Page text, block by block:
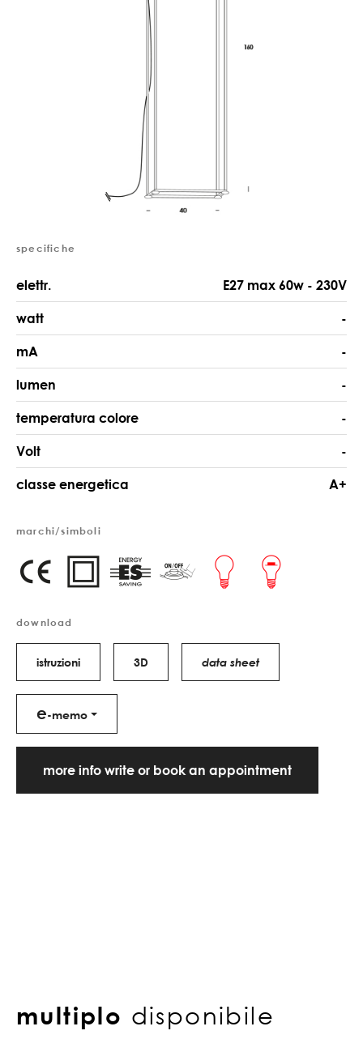
specifiche
elettr. E27 max 60w - 230V
watt -
mA -
lumen -
temperatura colore -
Volt -
classe energetica A+
marchi/simboli
download
istruzioni 3D data sheet
e-memo
more info write or book an appointment
multiplo disponibile